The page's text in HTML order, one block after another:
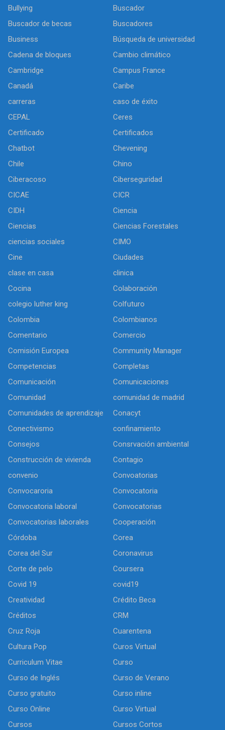
Bullying
Buscador
Buscador de becas
Buscadores
Business
Búsqueda de universidad
Cadena de bloques
Cambio climático
Cambridge
Campus France
Canadá
Caribe
carreras
caso de éxito
CEPAL
Ceres
Certificado
Certificados
Chatbot
Chevening
Chile
Chino
Ciberacoso
Ciberseguridad
CICAE
CICR
CIDH
Ciencia
Ciencias
Ciencias Forestales
ciencias sociales
CIMO
Cine
Ciudades
clase en casa
clinica
Cocina
Colaboración
colegio luther king
Colfuturo
Colombia
Colombianos
Comentario
Comercio
Comisión Europea
Community Manager
Competencias
Completas
Comunicación
Comunicaciones
Comunidad
comunidad de madrid
Comunidades de aprendizaje
Conacyt
Conectivismo
confinamiento
Consejos
Consrvación ambiental
Construcción de vivienda
Contagio
convenio
Convoatorias
Convocaroria
Convocatoria
Convocatoria laboral
Convocatorias
Convocatorias laborales
Cooperación
Córdoba
Corea
Corea del Sur
Coronavirus
Corte de pelo
Coursera
Covid 19
covid19
Creatividad
Crédito Beca
Créditos
CRM
Cruz Roja
Cuarentena
Cultura Pop
Curos Virtual
Curriculum Vitae
Curso
Curso de Inglés
Curso de Verano
Curso gratuito
Curso inline
Curso Online
Curso Virtual
Cursos
Cursos Cortos